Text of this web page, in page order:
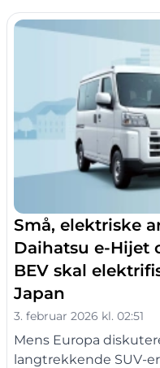
Små, elektriske
Daihatsu e-Hijet
BEV skal
Japan
3. februar 2026 kl. 02:51
Mens Europa
langtrekkende SUV-